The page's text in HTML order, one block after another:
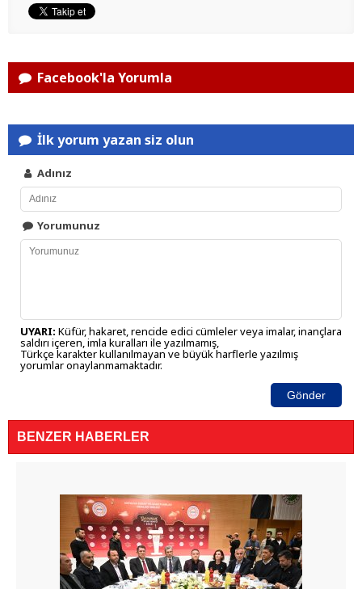
Facebook'la Yorumla
İlk yorum yazan siz olun
Adınız
Yorumunuz
UYARI: Küfür, hakaret, rencide edici cümleler veya imalar, inançlara
saldırı içeren, imla kuralları ile yazılmamış,
Türkçe karakter kullanılmayan ve büyük harflerle yazılmış
yorumlar onaylanmamaktadır.
Gönder
BENZER HABERLER